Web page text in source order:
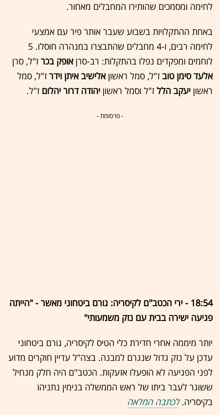
לחימה ומסמכים שהותירו המחבלים מאחור.
באחת ההתקלויות בשבוע שעבר אותר פיר עם אמצעי
לחימה רבים, ו-4 מחבלים שהתבצרו במנהרה חוסלו. 5
לוחמים ומפקדים נפלו בהתקלות: רב-סרןאופק בכר ז"ל, סרן
אלעד סימן טוב ז"ל, סמל ראשוןאלישיב איתן וידר ז"ל, סמל
ראשון יעקב הלל ז"ל וסמל ראשון יהודה דרור יהלום ז"ל.
- פרסומת -
18:54 - ירי הכטב"ם לקיסריה: גורם ביטחוני מאשר - "הייתה
פגיעה ישירה בבית עם נזק משמעותי"
יותר מיממה אחרי חדירת כלי הטיס לקיסריה, גורם ביטחוני
עדכן על נזק גדול שנגרם למבנה. בצה"ל עדיין חוקרים מדוע
לפני הפגיעה לא הופעלו אזעקות. הכטב"ם היה חלק מנחיל
ששוגר לעבר ביתו של ראש הממשלה בנימין נתניהו
בקיסריה.לכתבה המלאה